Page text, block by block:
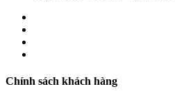
Chính sách khách hàng